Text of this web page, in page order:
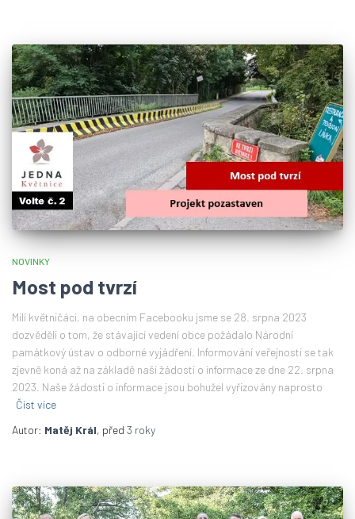
NOVINKY
Most pod tvrzí
Milí květničáci, na obecním Facebooku jsme se 28. srpna 2023
dozvěděli o tom, že stávající vedení obce požádalo Národní
památkový ústav o odborné vyjádření. Informování veřejnosti se tak
zjevně koná až na základě naší žádosti o informace ze dne 22. srpna
2023. Naše žádosti o informace jsou bohužel vyřizovány naprosto
Číst více
Autor: Matěj Král, před 3 roky